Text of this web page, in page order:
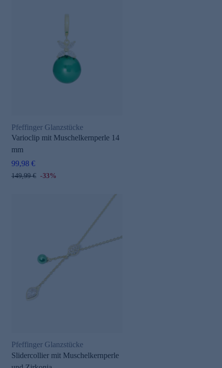
Pfeffinger Glanzstücke
Varioclip mit Muschelkernperle 14
mm
99,98 €
149,99 € -33%
Pfeffinger Glanzstücke
Slidercollier mit Muschelkernperle